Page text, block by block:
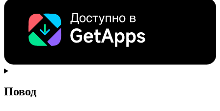
Повод